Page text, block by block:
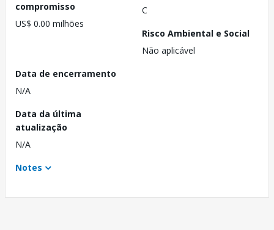
compromisso
US$ 0.00 milhões
C
Risco Ambiental e Social
Não aplicável
Data de encerramento
N/A
Data da última
atualização
N/A
Notes